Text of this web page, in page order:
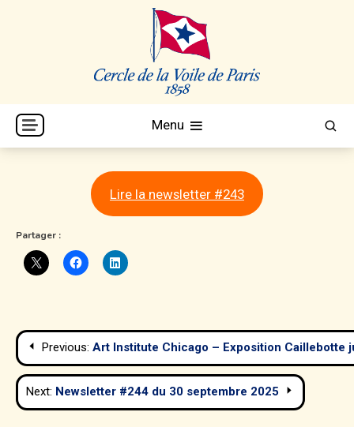
CVP
Cercle de la Voile de Paris
Menu
Lire la newsletter #243
Partager :
Navigation
de
l’article
Previous: Art Institute Chicago – Exposition Caillebotte
Next: Newsletter #244 du 30 septembre 2025